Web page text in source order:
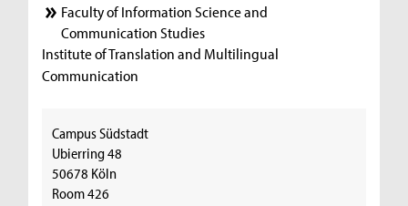
Faculty of Information Science and
Communication Studies
Institute of Translation and Multilingual
Communication
Campus Südstadt
Ubierring 48
50678 Köln
Room 426